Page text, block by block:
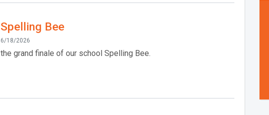
Spelling Bee
6/18/2026
the grand finale of our school Spelling Bee.